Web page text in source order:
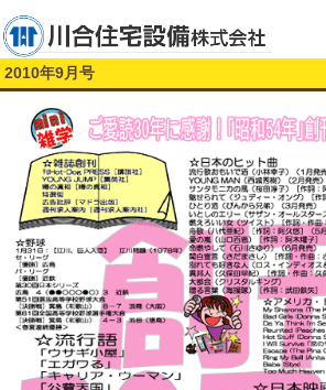
2010年9月号